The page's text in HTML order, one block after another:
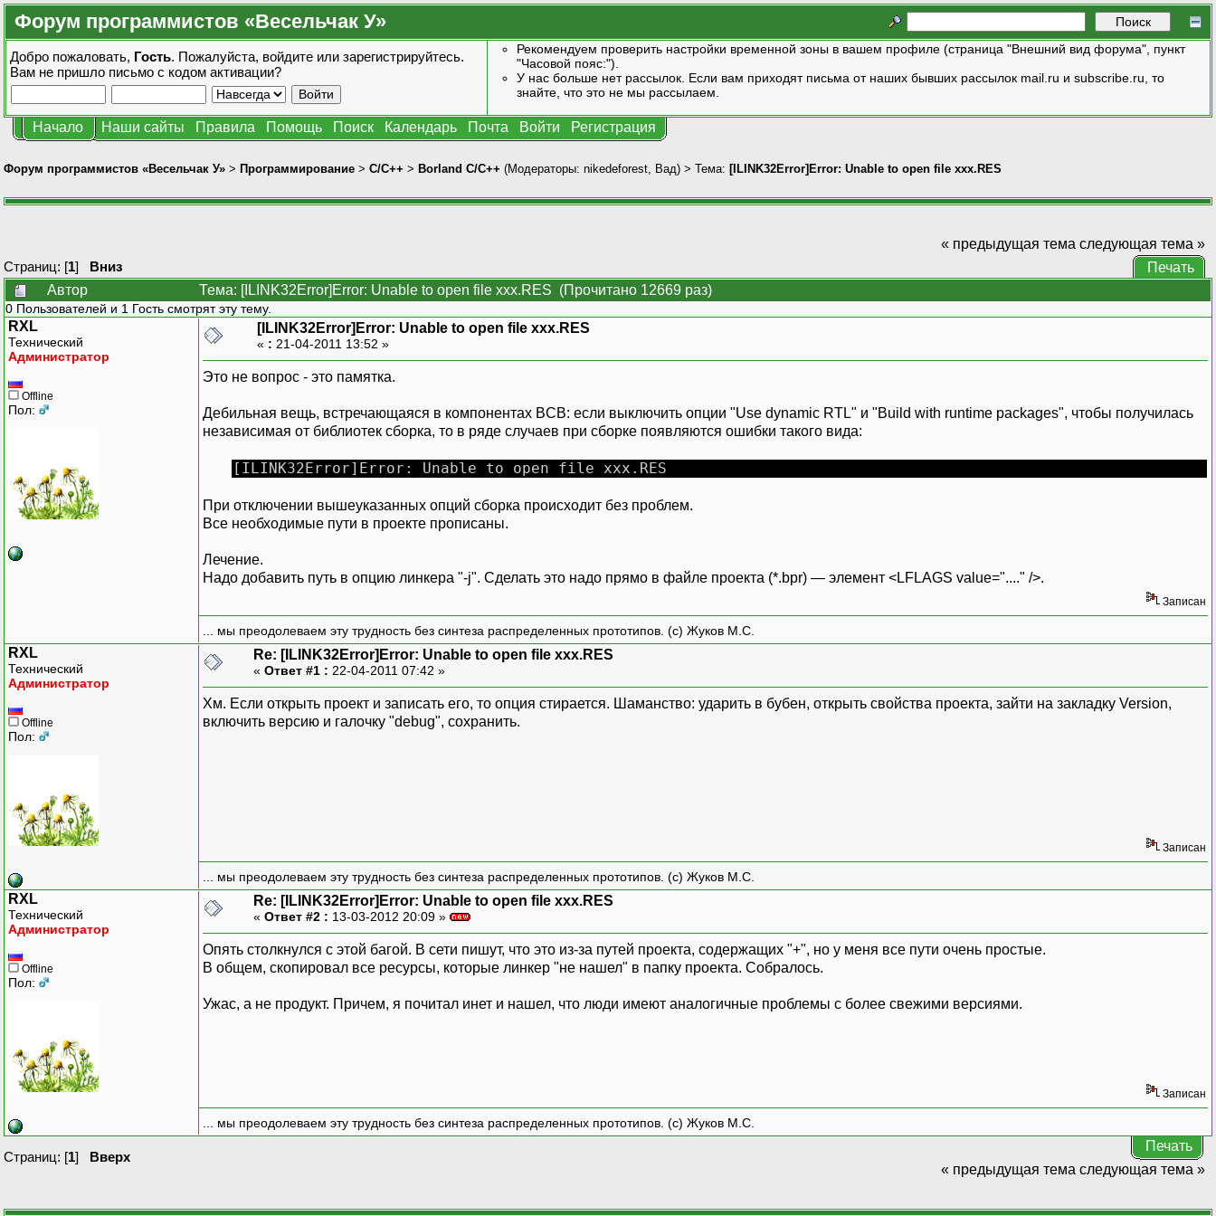
Форум программистов «Весельчак У»
Добро пожаловать, Гость. Пожалуйста, войдите или зарегистрируйтесь.
Вам не пришло письмо с кодом активации?
Рекомендуем проверить настройки временной зоны в вашем профиле (страница "Внешний вид форума", пункт
"Часовой пояс:").
У нас больше нет рассылок. Если вам приходят письма от наших бывших рассылок mail.ru и subscribe.ru, то
знайте, что это не мы рассылаем.
Начало Наши сайты Правила Помощь Поиск Календарь Почта Войти Регистрация
Форум программистов «Весельчак У» > Программирование > C/C++ > Borland C/C++ (Модераторы: nikedeforest Вад) > Тема: [ILINK32Error]Error: Unable to open file xxx.RES
Страниц: [1] Вниз
« предыдущая тема следующая тема »
Печать
Автор
Тема: [ILINK32Error]Error: Unable to open file xxx.RES (Прочитано 12669 раз)
0 Пользователей и 1 Гость смотрят эту тему.
RXL
Технический
Администратор
Offline
Пол:
[ILINK32Error]Error: Unable to open file xxx.RES
« : 21-04-2011 13:52 »
Это не вопрос - это памятка.
Дебильная вещь, встречающаяся в компонентах BCB: если выключить опции "Use dynamic RTL" и "Build with runtime packages", чтобы получилась
независимая от библиотек сборка, то в ряде случаев при сборке появляются ошибки такого вида:
[ILINK32Error]Error: Unable to open file xxx.RES
При отключении вышеуказанных опций сборка происходит без проблем.
Все необходимые пути в проекте прописаны.
Лечение.
Надо добавить путь в опцию линкера "-j". Сделать это надо прямо в файле проекта (*.bpr) — элемент <LFLAGS value="...." />.
Записан
... мы преодолеваем эту трудность без синтеза распределенных прототипов. (с) Жуков М.С.
RXL
Технический
Администратор
Offline
Пол:
Re: [ILINK32Error]Error: Unable to open file xxx.RES
« Ответ #1 : 22-04-2011 07:42 »
Хм. Если открыть проект и записать его, то опция стирается. Шаманство: ударить в бубен, открыть свойства проекта, зайти на закладку Version,
включить версию и галочку "debug", сохранить.
Записан
... мы преодолеваем эту трудность без синтеза распределенных прототипов. (с) Жуков М.С.
RXL
Технический
Администратор
Offline
Пол:
Re: [ILINK32Error]Error: Unable to open file xxx.RES
« Ответ #2 : 13-03-2012 20:09 »
Опять столкнулся с этой багой. В сети пишут, что это из-за путей проекта, содержащих "+", но у меня все пути очень простые.
В общем, скопировал все ресурсы, которые линкер "не нашел" в папку проекта. Собралось.
Ужас, а не продукт. Причем, я почитал инет и нашел, что люди имеют аналогичные проблемы с более свежими версиями.
Записан
... мы преодолеваем эту трудность без синтеза распределенных прототипов. (с) Жуков М.С.
Страниц: [1] Вверх
Печать
« предыдущая тема следующая тема »